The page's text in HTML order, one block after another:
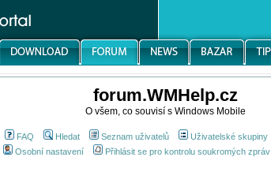
forum.WMHelp.cz
O všem, co souvisí s Windows Mobile
FAQ Hledat Seznam uživatelů Uživatelské skupiny
Osobní nastavení
Přihlásit se pro kontrolu soukromých zpráv